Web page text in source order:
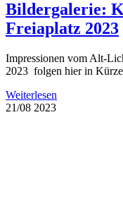
Bildergalerie:
Freiaplatz 2023
Impressionen vom Alt-
2023 folgen hier in Kürze
Weiterlesen
21/08 2023